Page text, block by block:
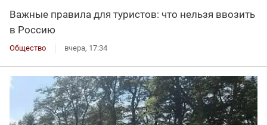
Важные правила для туристов: что нельзя ввозить
в Россию
Общество вчера, 17:34